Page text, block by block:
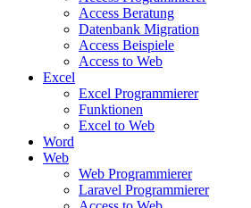
Access Beratung
Datenbank Migration
Access Beispiele
Access to Web
Excel
Excel Programmierer
Funktionen
Excel to Web
Word
Web
Web Programmierer
Laravel Programmierer